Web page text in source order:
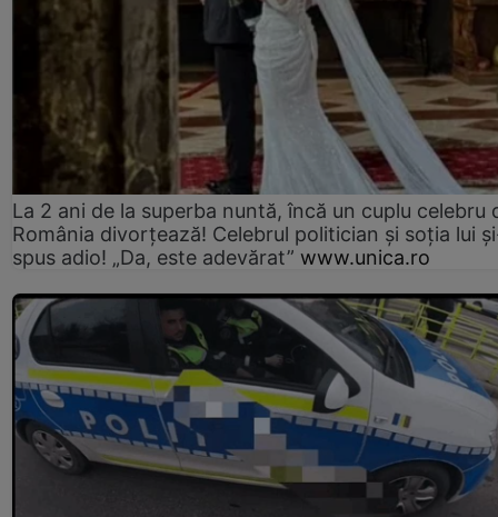
La 2 ani de la superba nuntă, încă un cuplu celebru
România divorțează! Celebrul politician și soția lui
spus adio! „Da, este adevărat” www.unica.ro